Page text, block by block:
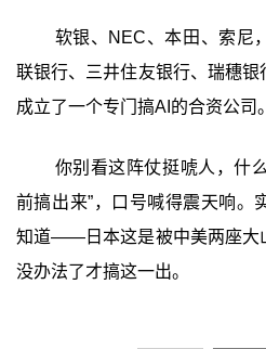
软银、NEC、本田、索尼
联银行、三井住友银行、瑞穗银
成立了一个专门搞AI的合资公司。
你别看这阵仗挺唬人，什
前搞出来”，口号喊得震天响。
知道——日本这是被中美两座大
没办法了才搞这一出。